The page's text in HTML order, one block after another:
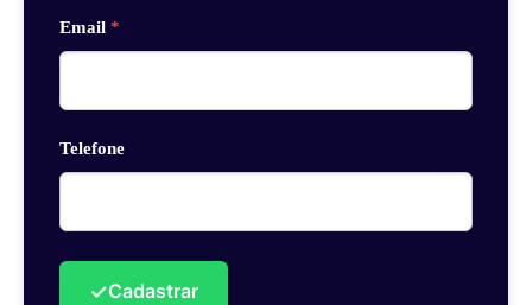
Email *
Telefone
✓Cadastrar